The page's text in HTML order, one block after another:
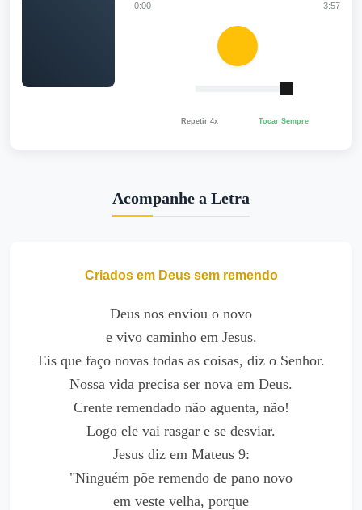
0:00 3:57
Repetir 4x Tocar Sempre
Acompanhe a Letra
Criados em Deus sem remendo
Deus nos enviou o novo
e vivo caminho em Jesus.
Eis que faço novas todas as coisas, diz o Senhor.
Nossa vida precisa ser nova em Deus.
Crente remendado não aguenta, não!
Logo ele vai rasgar e se desviar.
Jesus diz em Mateus 9:
"Ninguém põe remendo de pano novo
em veste velha, porque